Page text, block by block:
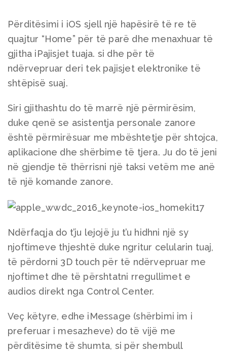
Përditësimi i iOS sjell një hapësirë të re të
quajtur “Home” për të parë dhe menaxhuar të
gjitha iPajisjet tuaja. si dhe për të
ndërvepruar deri tek pajisjet elektronike të
shtëpisë suaj.
Siri gjithashtu do të marrë një përmirësim,
duke qenë se asistentja personale zanore
është përmirësuar me mbështetje për shtojca,
aplikacione dhe shërbime të tjera. Ju do të jeni
në gjendje të thërrisni një taksi vetëm me anë
të një komande zanore.
Ndërfaqja do t’ju lejojë ju t’u hidhni një sy
njoftimeve thjeshtë duke ngritur celularin tuaj,
të përdorni 3D touch për të ndërvepruar me
njoftimet dhe të përshtatni rregullimet e
audios direkt nga Control Center.
Veç këtyre, edhe iMessage (shërbimi im i
preferuar i mesazheve) do të vijë me
përditësime të shumta, si për shembull